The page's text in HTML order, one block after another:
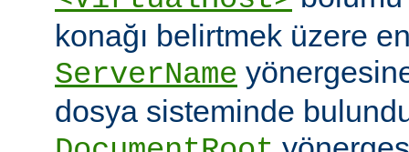
konağı belirtmek üzere
ServerName
dosya sisteminde